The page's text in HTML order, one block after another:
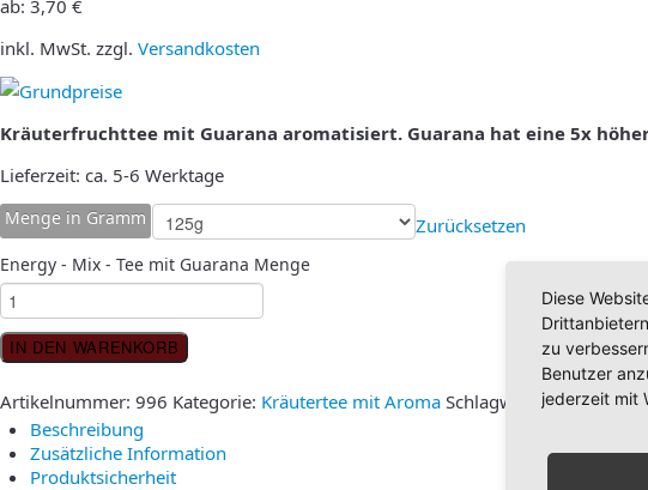
ab: 3,70 €
inkl. MwSt. zzgl. Versandkosten
Kräuterfruchttee mit Guarana aromatisiert. Guarana hat eine 5x
Lieferzeit: ca. 5-6 Werktage
Menge in Gramm Zurücksetzen
Energy - Mix - Tee mit Guarana Menge
IN DEN WARENKORB
Artikelnummer: 996 Kategorie: Kräutertee mit Aroma Schlagwörter:Energy -
Beschreibung
Zusätzliche Information
Produktsicherheit
Diese
zu
Benutzer
jederzeit mit